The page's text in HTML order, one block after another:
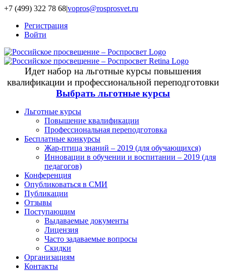
+7 (499) 322 78 68|vopros@rosprosvet.ru
Регистрация
Войти
Идет набор на льготные курсы повышения
квалификации и профессиональной переподготовки
Выбрать льготные курсы
Льготные курсы
Повышение квалификации
Профессиональная переподготовка
Бесплатные конкурсы
Жар-птица знаний – 2019 (для обучающихся)
Инновации в обучении и воспитании – 2019 (для
педагогов)
Конференция
Опубликоваться в СМИ
Публикации
Отзывы
Поступающим
Выдаваемые документы
Лицензия
Часто задаваемые вопросы
Скидки
Организациям
Контакты